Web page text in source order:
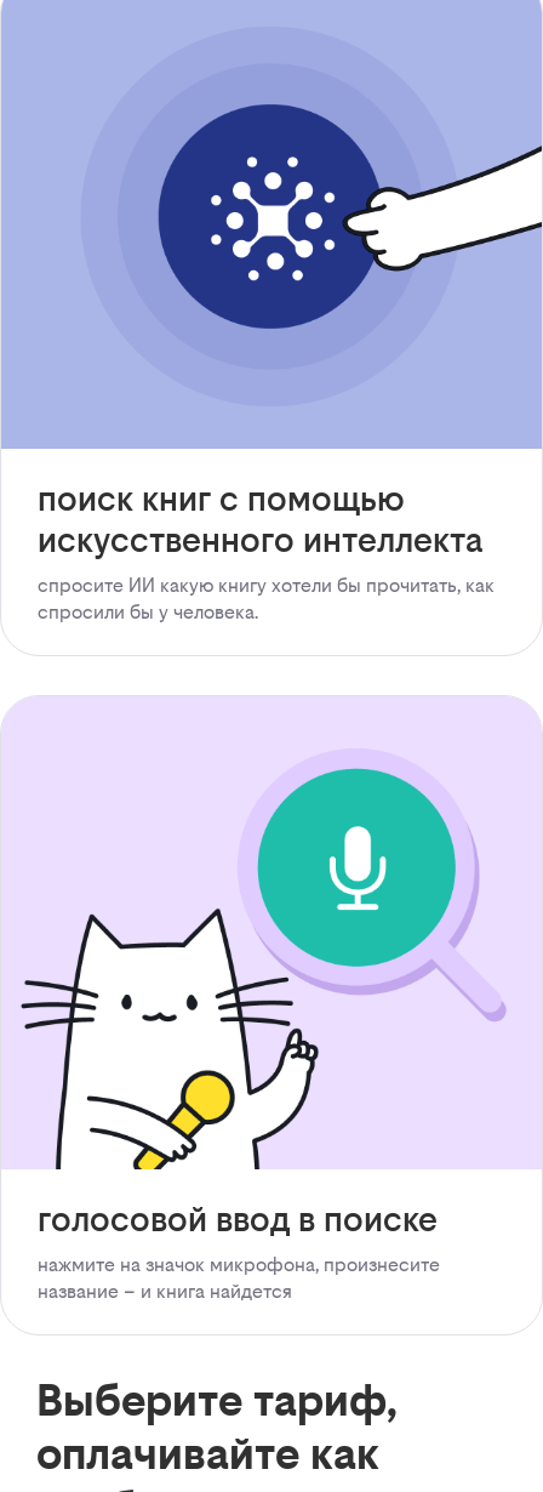
поиск книг с помощью
искусственного интеллекта
спросите ИИ какую книгу хотели бы прочитать, как
спросили бы у человека.
голосовой ввод в поиске
нажмите на значок микрофона, произнесите
название – и книга найдется
Выберите тариф,
оплачивайте как